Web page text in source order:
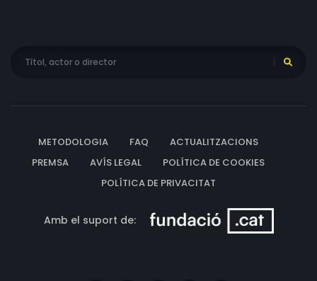
METODOLOGIA FAQ
ACTUALITZACIONS
PREMSA
AVÍS LEGAL
POLÍTICA DE COOKIES
POLÍTICA DE PRIVACITAT
Amb el suport de: